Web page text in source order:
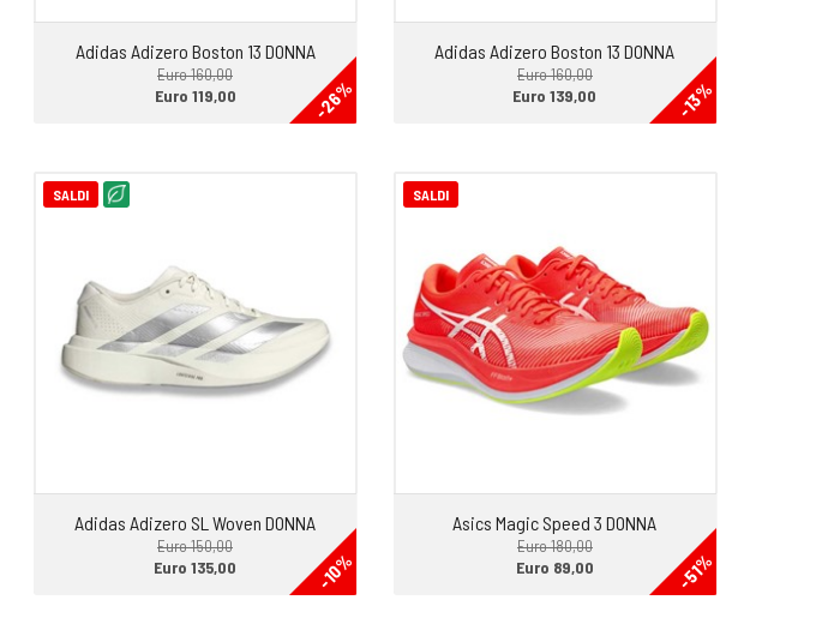
Adidas Adizero Boston 13 DONNA
Euro 160,00
-26%
Euro 119,00
Adidas Adizero Boston 13 DONNA
Euro 160,00
-13%
Euro 139,00
SALDI
Adidas Adizero SL Woven DONNA
Euro 150,00
-10%
Euro 135,00
SALDI
Asics Magic Speed 3 DONNA
Euro 180,00
-51%
Euro 89,00